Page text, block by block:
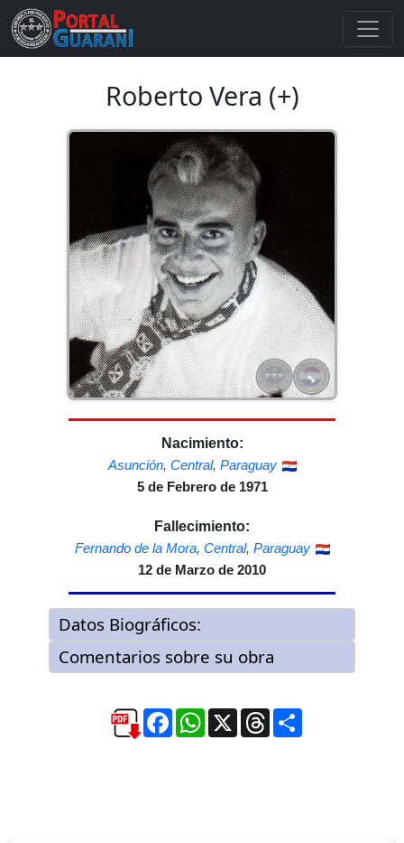
Roberto Vera (+)
Nacimiento:
Asunción, Central, Paraguay
5 de Febrero de 1971
Fallecimiento:
Fernando de la Mora, Central, Paraguay
12 de Marzo de 2010
FacebookWhatsApp
X ThreadsCompartir